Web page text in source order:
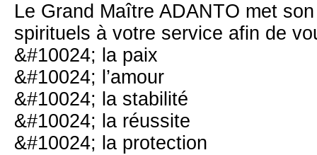
Le Grand Maître ADANTO met
spirituels à votre service afin de
&#10024; la paix
&#10024; l’amour
&#10024; la stabilité
&#10024; la réussite
&#10024; la protection